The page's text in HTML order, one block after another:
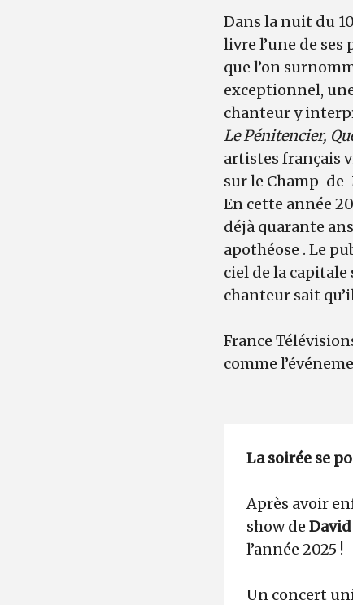
Dans la nuit du
livre l’une de
que l’on
exceptionnel,
chanteur y
Le Pénitencier,
artistes français
sur le Champ-de-
En cette année
déjà quarante
apothéose . Le
ciel de la
chanteur sait
France
comme
La soirée se
Après avoir
show de
l’année 2025 !
Un concert